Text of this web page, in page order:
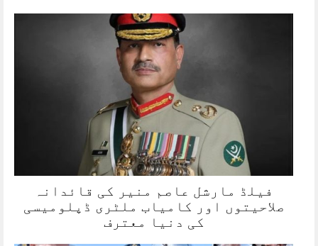
فیلڈ مارشل عاصم منیر کی قائدانہ
صلاحیتوں اور کامیاب ملٹری ڈپلومیسی
کی دنیا معترف